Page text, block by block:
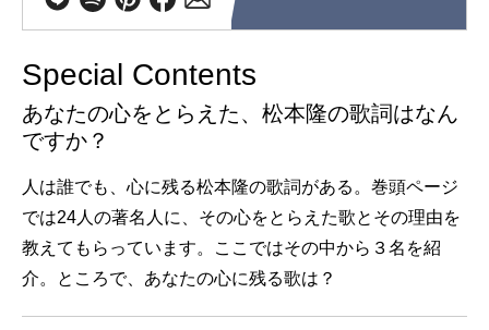
Special Contents
あなたの心をとらえた、松本隆の歌詞はなん
ですか？
人は誰でも、心に残る松本隆の歌詞がある。巻頭ページ
では24人の著名人に、その心をとらえた歌とその理由を
教えてもらっています。ここではその中から３名を紹
介。ところで、あなたの心に残る歌は？